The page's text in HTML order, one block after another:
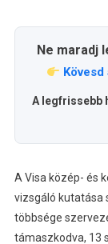
Ne maradj
A legfrissebb
A Visa közép- és
vizsgáló kutatása
többsége
támaszkodva, 13